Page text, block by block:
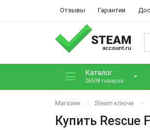
Отзывы Гарантии
Каталог
26508 товаров
Магазин Steam ключи
Купить Rescue